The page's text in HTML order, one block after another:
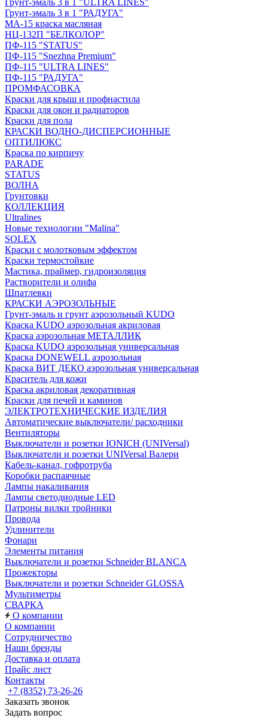
Грунт-эмаль 3 в 1 "ULTRA LINES"
Грунт-эмаль 3 в 1 "РАДУГА"
МА-15 краска масляная
НЦ-132П "БЕЛКОЛОР"
ПФ-115 "STATUS"
ПФ-115 "Snezhna Premium"
ПФ-115 "ULTRA LINES"
ПФ-115 "РАДУГА"
ПРОМФАСОВКА
Краски для крыш и профнастила
Краски для окон и радиаторов
Краски для пола
КРАСКИ ВОДНО-ДИСПЕРСИОННЫЕ
ОПТИЛЮКС
Краска по кирпичу
PARADE
STATUS
ВОЛНА
Грунтовки
КОЛЛЕКЦИЯ
Ultralines
Новые технологии "Malina"
SOLEX
Краски с молотковым эффектом
Краски термостойкие
Мастика, праймер, гидроизоляция
Растворители и олифа
Шпатлевки
КРАСКИ АЭРОЗОЛЬНЫЕ
Грунт-эмаль и грунт аэрозольный KUDO
Краска KUDO аэрозольная акриловая
Краска аэрозольная МЕТАЛЛИК
Краска KUDO аэрозольная универсальная
Краска DONEWELL аэрозольная
Краска ВИТ ДЕКО аэрозольная универсальная
Краситель для кожи
Краска акриловая декоративная
Краски для печей и каминов
ЭЛЕКТРОТЕХНИЧЕСКИЕ ИЗДЕЛИЯ
Автоматические выключатели/ расходники
Вентиляторы
Выключатели и розетки IONICH (UNIVersal)
Выключатели и розетки UNIVersal Валери
Кабель-канал, гофротруба
Коробки распаячные
Лампы накаливания
Лампы светодиодные LED
Патроны вилки тройники
Провода
Удлинители
Фонари
Элементы питания
Выключатели и розетки Schneider BLANCA
Прожекторы
Выключатели и розетки Schneider GLOSSA
Мультиметры
СВАРКА
О компании
О компании
Сотрудничество
Наши бренды
Доставка и оплата
Прайс лист
Контакты
+7 (8352) 73-26-26
Заказать звонок
Задать вопрос